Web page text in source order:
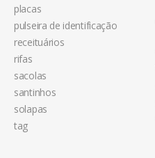
placas
pulseira de identificação
receituários
rifas
sacolas
santinhos
solapas
tag